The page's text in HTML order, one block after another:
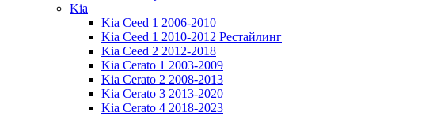
Kia
Kia Ceed 1 2006-2010
Kia Ceed 1 2010-2012 Рестайлинг
Kia Ceed 2 2012-2018
Kia Cerato 1 2003-2009
Kia Cerato 2 2008-2013
Kia Cerato 3 2013-2020
Kia Cerato 4 2018-2023